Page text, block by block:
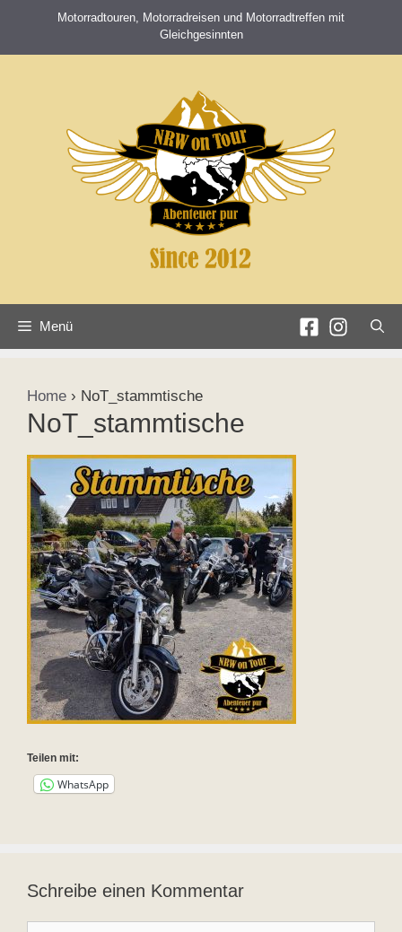
springen
Motorradtouren, Motorradreisen und Motorradtreffen mit
Gleichgesinnten
Menü
Home › NoT_stammtische
NoT_stammtische
Teilen mit:
WhatsApp
Schreibe einen Kommentar